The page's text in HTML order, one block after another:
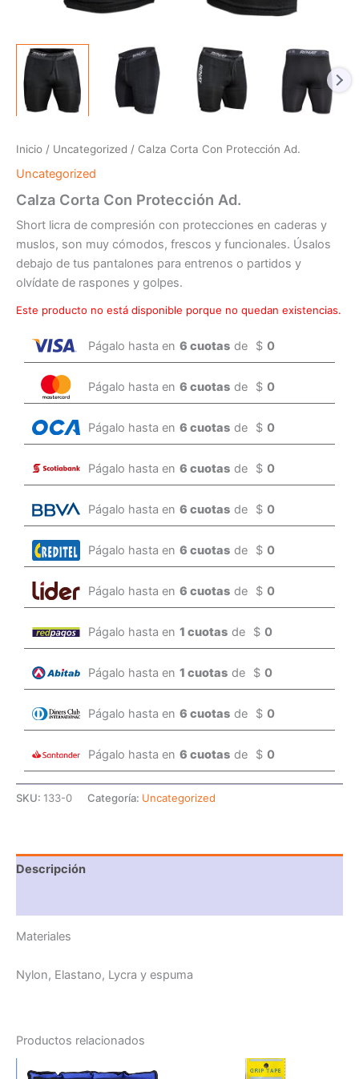
Inicio / Uncategorized / Calza Corta Con Protección Ad.
Uncategorized
Calza Corta Con Protección Ad.
Short licra de compresión con protecciones en caderas y
muslos, son muy cómodos, frescos y funcionales. Úsalos
debajo de tus pantalones para entrenos o partidos y
olvídate de raspones y golpes.
Este producto no está disponible porque no quedan existencias.
Págalo hasta en 6 cuotas de $ 0
Págalo hasta en 6 cuotas de $ 0
Págalo hasta en 6 cuotas de $ 0
Págalo hasta en 6 cuotas de $ 0
Págalo hasta en 6 cuotas de $ 0
Págalo hasta en 6 cuotas de $ 0
Págalo hasta en 6 cuotas de $ 0
Págalo hasta en 1 cuotas de $ 0
Págalo hasta en 1 cuotas de $ 0
Págalo hasta en 6 cuotas de $ 0
Págalo hasta en 6 cuotas de $ 0
SKU: 133-0 Categoría: Uncategorized
Descripción
Materiales
Nylon, Elastano, Lycra y espuma
Productos relacionados